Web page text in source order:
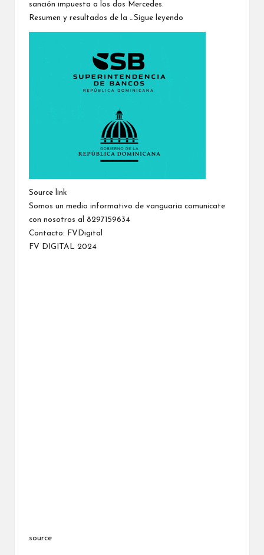
sanción impuesta a los dos Mercedes.
Resumen y resultados de la …Sigue leyendo
Source link
Somos un medio informativo de vanguaria comunicate
con nosotros al 8297159634
Contacto:
FVDigital
FV DIGITAL 2024
source